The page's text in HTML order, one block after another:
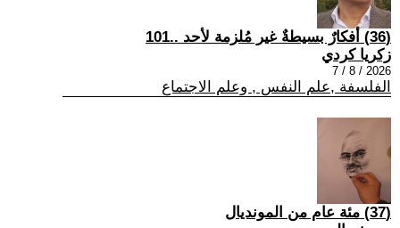
(36) أفكارٌ بسيطةٌ غير مُلزمة لأحد ..101
زكريا كردي
2026 / 8 / 7
الفلسفة ,علم النفس , وعلم الاجتماع
(37) مئة عام من المونديال